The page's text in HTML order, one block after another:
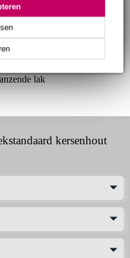
lak
kersenhout